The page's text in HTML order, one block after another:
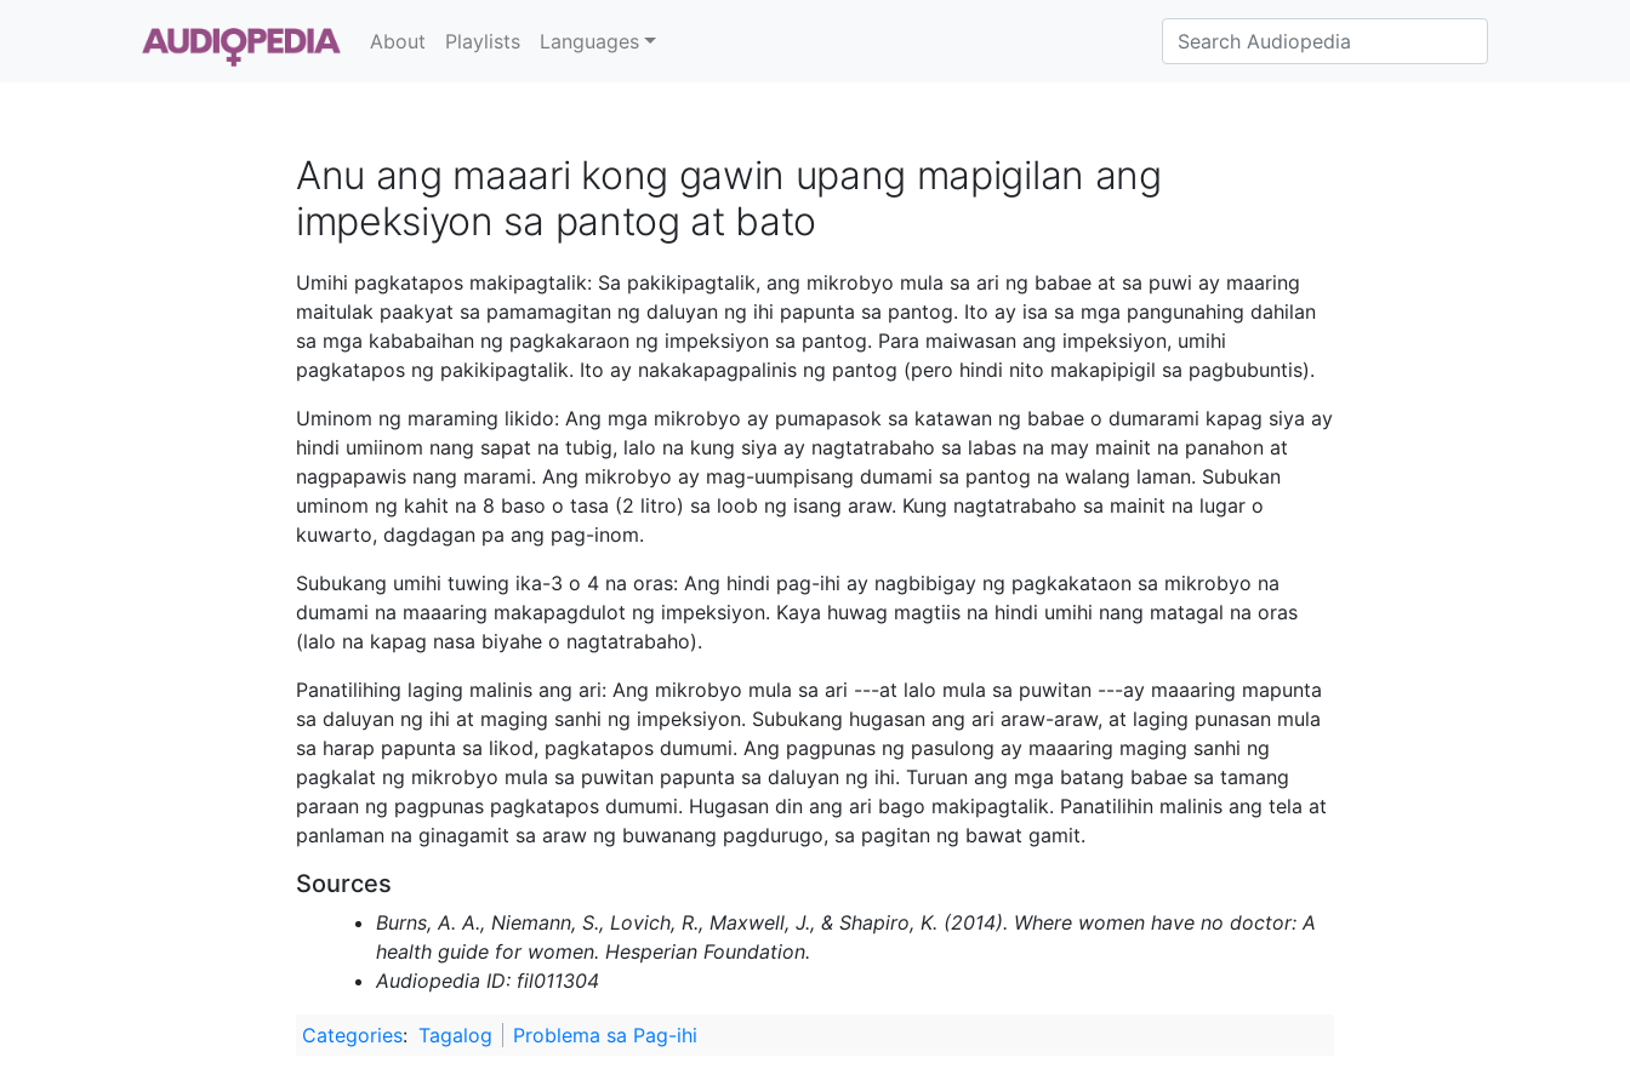
About Playlists Languages
Anu ang maaari kong gawin upang mapigilan ang
impeksiyon sa pantog at bato
Umihi pagkatapos makipagtalik: Sa pakikipagtalik, ang mikrobyo mula sa ari ng babae at sa puwi ay maaring
maitulak paakyat sa pamamagitan ng daluyan ng ihi papunta sa pantog. Ito ay isa sa mga pangunahing dahilan
sa mga kababaihan ng pagkakaraon ng impeksiyon sa pantog. Para maiwasan ang impeksiyon, umihi
pagkatapos ng pakikipagtalik. Ito ay nakakapagpalinis ng pantog (pero hindi nito makapipigil sa pagbubuntis).
Uminom ng maraming likido: Ang mga mikrobyo ay pumapasok sa katawan ng babae o dumarami kapag siya ay
hindi umiinom nang sapat na tubig, lalo na kung siya ay nagtatrabaho sa labas na may mainit na panahon at
nagpapawis nang marami. Ang mikrobyo ay mag-uumpisang dumami sa pantog na walang laman. Subukan
uminom ng kahit na 8 baso o tasa (2 litro) sa loob ng isang araw. Kung nagtatrabaho sa mainit na lugar o
kuwarto, dagdagan pa ang pag-inom.
Subukang umihi tuwing ika-3 o 4 na oras: Ang hindi pag-ihi ay nagbibigay ng pagkakataon sa mikrobyo na
dumami na maaaring makapagdulot ng impeksiyon. Kaya huwag magtiis na hindi umihi nang matagal na oras
(lalo na kapag nasa biyahe o nagtatrabaho).
Panatilihing laging malinis ang ari: Ang mikrobyo mula sa ari ---at lalo mula sa puwitan ---ay maaaring mapunta
sa daluyan ng ihi at maging sanhi ng impeksiyon. Subukang hugasan ang ari araw-araw, at laging punasan mula
sa harap papunta sa likod, pagkatapos dumumi. Ang pagpunas ng pasulong ay maaaring maging sanhi ng
pagkalat ng mikrobyo mula sa puwitan papunta sa daluyan ng ihi. Turuan ang mga batang babae sa tamang
paraan ng pagpunas pagkatapos dumumi. Hugasan din ang ari bago makipagtalik. Panatilihin malinis ang tela at
panlaman na ginagamit sa araw ng buwanang pagdurugo, sa pagitan ng bawat gamit.
Sources
Burns, A. A., Niemann, S., Lovich, R., Maxwell, J., & Shapiro, K. (2014). Where women have no doctor: A
health guide for women. Hesperian Foundation.
Audiopedia ID: fil011304
Categories: Tagalog Problema sa Pag-ihi